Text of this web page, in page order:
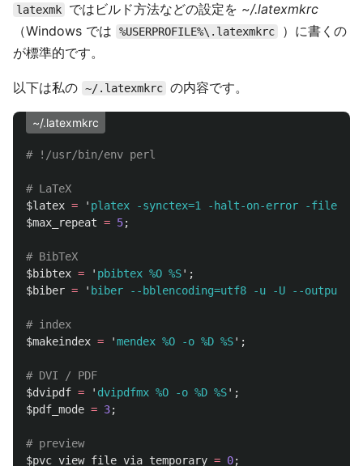
latexmk ではビルド方法などの設定を ~/.latexmkrc
（Windows では
%USERPROFILE%\.latexmkrc
）に書くの
が標準的です。
以下は私の ~/.latexmkrc の内容です。
~/.latexmkrc
# !/usr/bin/env perl
# LaTeX
$latex = ' platex -synctex=1 -halt-on-error -file-
$max_repeat = 5;
# BibTeX
$bibtex = ' pbibtex %O %S';
$biber = ' biber --bblencoding=utf8 -u -U --
# index
$makeindex = 'mendex %O -o %D %S';
# DVI / PDF
$dvipdf = ' dvipdfmx %O -o %D %S';
$pdf_mode = 3;
# preview
$pvc_view_file_via_temporary = 0;